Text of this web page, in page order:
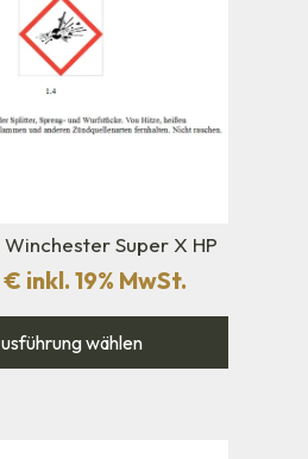
Super X HP
€ inkl. 19% MwSt.
wählen